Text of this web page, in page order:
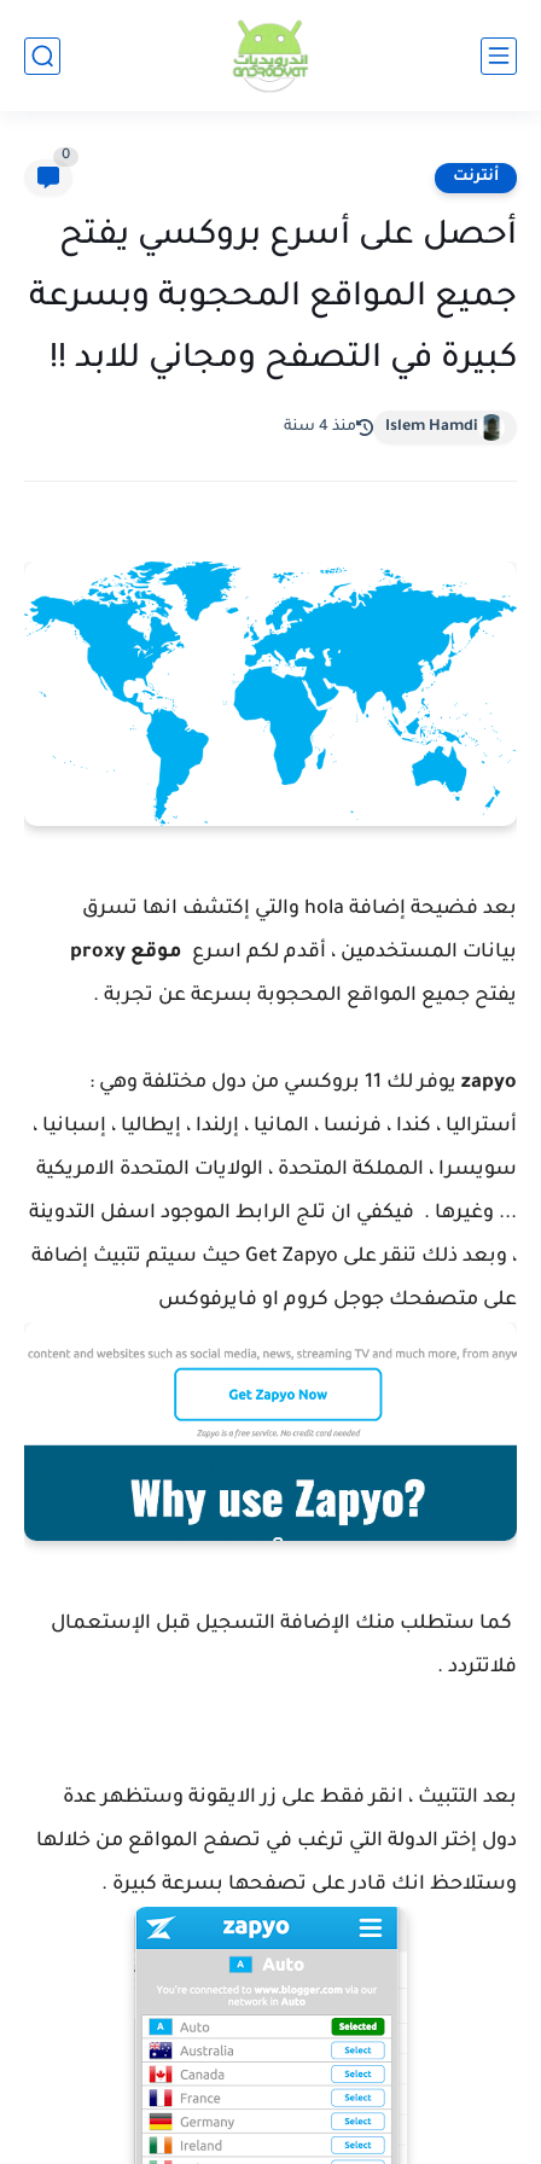
أنترنت
0
أحصل على أسرع بروكسي يفتح
جميع المواقع المحجوبة وبسرعة
كبيرة في التصفح ومجاني للابد !!
Islem Hamdi منذ 4 سنة
بعد فضيحة إضافة hola والتي إكتشف انها تسرق
بيانات المستخدمين ، أقدم لكم اسرع موقع proxy
يفتح جميع المواقع المحجوبة بسرعة عن تجربة .
zapyo
يوفر لك 11 بروكسي من دول مختلفة وهي :
أستراليا ، كندا ، فرنسا ، المانيا ، إرلندا ، إيطاليا ، إسبانيا ،
سويسرا ، المملكة المتحدة ، الولايات المتحدة الامريكية
... وغيرها . فيكفي ان تلج الرابط الموجود اسفل التدوينة
، وبعد ذلك تنقر على Get Zapyo حيث سيتم تتبيث إضافة
على متصفحك جوجل كروم او فايرفوكس
كما ستطلب منك الإضافة التسجيل قبل الإستعمال
فلاتتردد .
بعد التتبيث ، انقر فقط على زر الايقونة وستظهر عدة
دول إختر الدولة التي ترغب في تصفح المواقع من خلالها
وستلاحظ انك قادر على تصفحها بسرعة كبيرة .